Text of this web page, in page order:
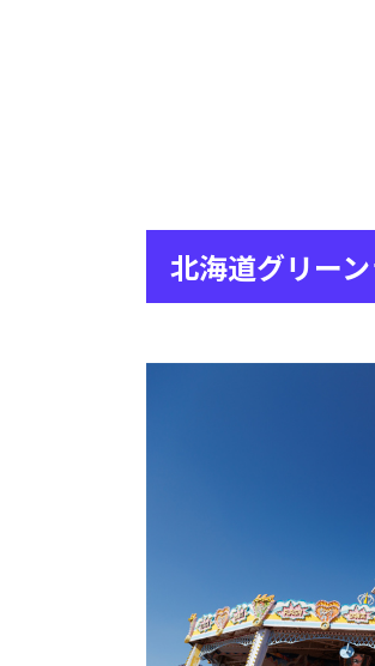
北海道グリー